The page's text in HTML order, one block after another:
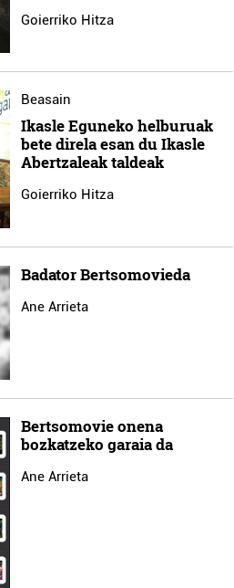
Goierriko Hitza
Beasain
Ikasle Eguneko helburuak
bete direla esan du Ikasle
Abertzaleak taldeak
Goierriko Hitza
Badator Bertsomovieda
Ane Arrieta
Bertsomovie onena
bozkatzeko garaia da
Ane Arrieta